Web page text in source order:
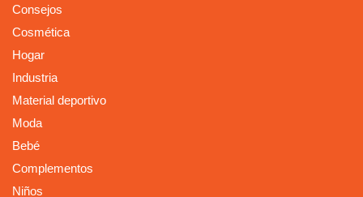
Consejos
Cosmética
Hogar
Industria
Material deportivo
Moda
Bebé
Complementos
Niños